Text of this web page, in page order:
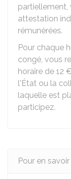
attestation
rémunérées.
Pour chaque
congé, vous
horaire de 12
l'État ou la
laquelle est
participez.
Pour en